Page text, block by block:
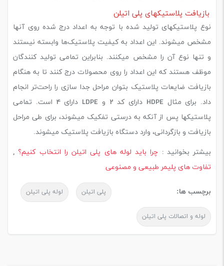
بازیافت پلاستیکهای پلی اتیلن
نوع پلاستیکهای تولید شده با توجه به اعداد درج شده روی آنها
مشخص میشوند. این اعداد به کیفیت پلاستیک‌ها وابسته نیستند
و تنها نوع آن را مشخص میکنند. بنابراین تمامی تولید کنندگان
موظف هستند که این اعداد را روی محصولات درج کنند تا به هنگام
بازیافت ضایعات پلاستیک بتوان مراحل جدا سازی را راحت‌تر انجام
داد. برای مثال HDPE دارای کد 2 و LDPE دارای 4 است. تمامی
پلاستیکها پس از آنکه به درستی تفکیک میشوند، برای طی مراحل
بازیافت و بازگردانی، وارد دستگاه بازیافت پلاستیک میشوند.
بیشتر بخوانید : چرا باید لوله های پلی اتیلن را انتخاب کنیم؟,
تفاوت های پلیمر طبیعی و مصنوعی
برچسب ها: پلی اتیلن لوله پلی اتیلن
لوله و اتصالات پلی اتیلن